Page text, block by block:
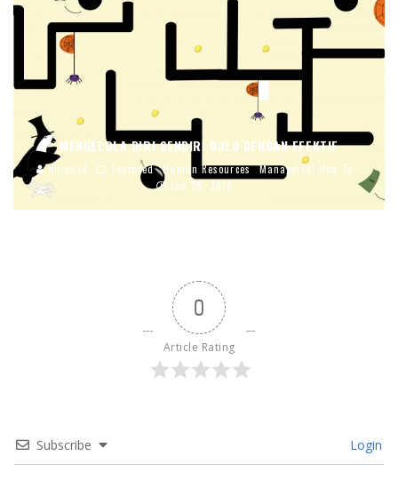
MENGELOLA DIRI SENDIRI DULU DENGAN EFEKTIF
blj.co.id Featured Human Resources
Managerial How To
Jan 29, 2016
0
Article Rating
Subscribe Login